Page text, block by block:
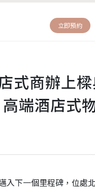
立即預約
式商辦上
端酒店式
入下一個里程碑，位處